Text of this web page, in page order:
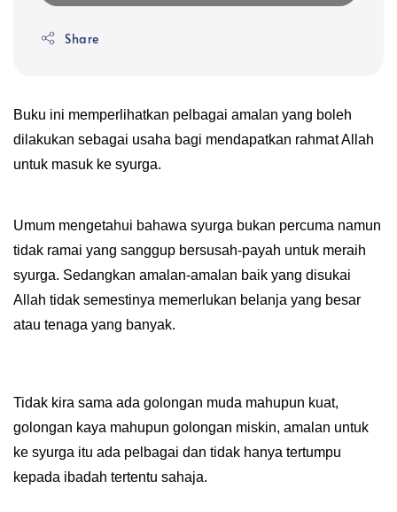
Share
Buku ini memperlihatkan pelbagai amalan yang boleh
dilakukan sebagai usaha bagi mendapatkan rahmat Allah
untuk masuk ke syurga.
Umum mengetahui bahawa syurga bukan percuma namun
tidak ramai yang sanggup bersusah-payah untuk meraih
syurga. Sedangkan amalan-amalan baik yang disukai
Allah tidak semestinya memerlukan belanja yang besar
atau tenaga yang banyak.
Tidak kira sama ada golongan muda mahupun kuat,
golongan kaya mahupun golongan miskin, amalan untuk
ke syurga itu ada pelbagai dan tidak hanya tertumpu
kepada ibadah tertentu sahaja.